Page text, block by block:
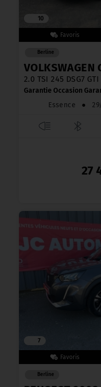
10
Berline
VOLKSWAGEN
2.0 TSI 245 DSG7 GTI
Garantie Occasion
Essence
●
27
7
Berline